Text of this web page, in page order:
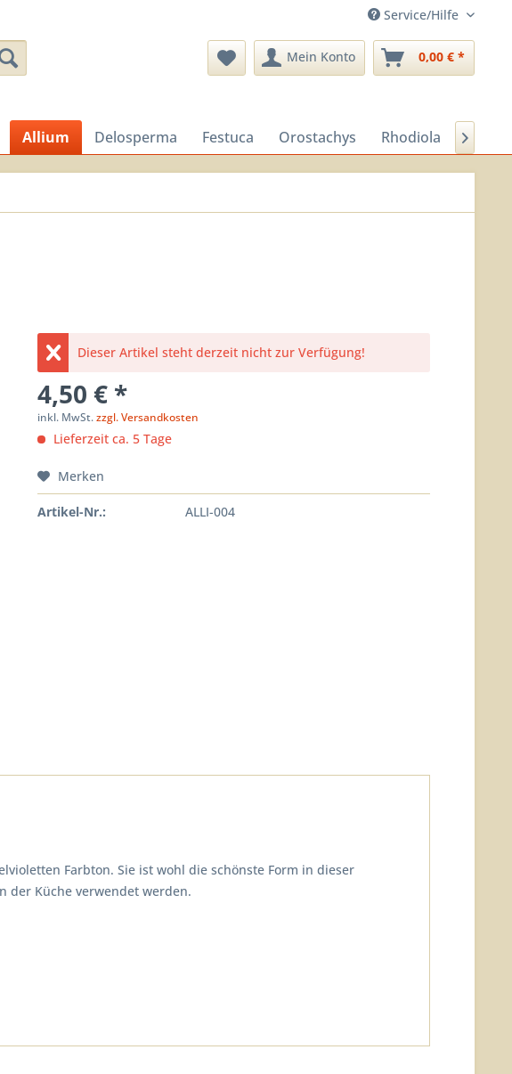
Service/Hilfe
Mein Konto 0,00 € *
Allium Delosperma Festuca Orostachys Rhodiola Sedum

Dieser Artikel steht derzeit nicht zur Verfügung!
4,50 € *
inkl. MwSt.zzgl. Versandkosten
Lieferzeit ca. 5 Tage
Merken
Artikel-Nr.: ALLI-004
Farbton. Sie ist wohl die schönste Form in dieser
der Küche verwendet werden.